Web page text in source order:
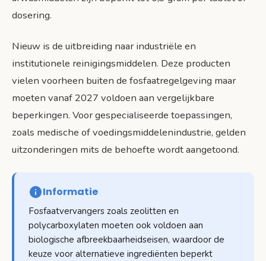
dosering.
Nieuw is de uitbreiding naar industriële en
institutionele reinigingsmiddelen. Deze producten
vielen voorheen buiten de fosfaatregelgeving maar
moeten vanaf 2027 voldoen aan vergelijkbare
beperkingen. Voor gespecialiseerde toepassingen,
zoals medische of voedingsmiddelenindustrie, gelden
uitzonderingen mits de behoefte wordt aangetoond.
Informatie
Fosfaatvervangers zoals zeolitten en
polycarboxylaten moeten ook voldoen aan
biologische afbreekbaarheidseisen, waardoor de
keuze voor alternatieve ingrediënten beperkt